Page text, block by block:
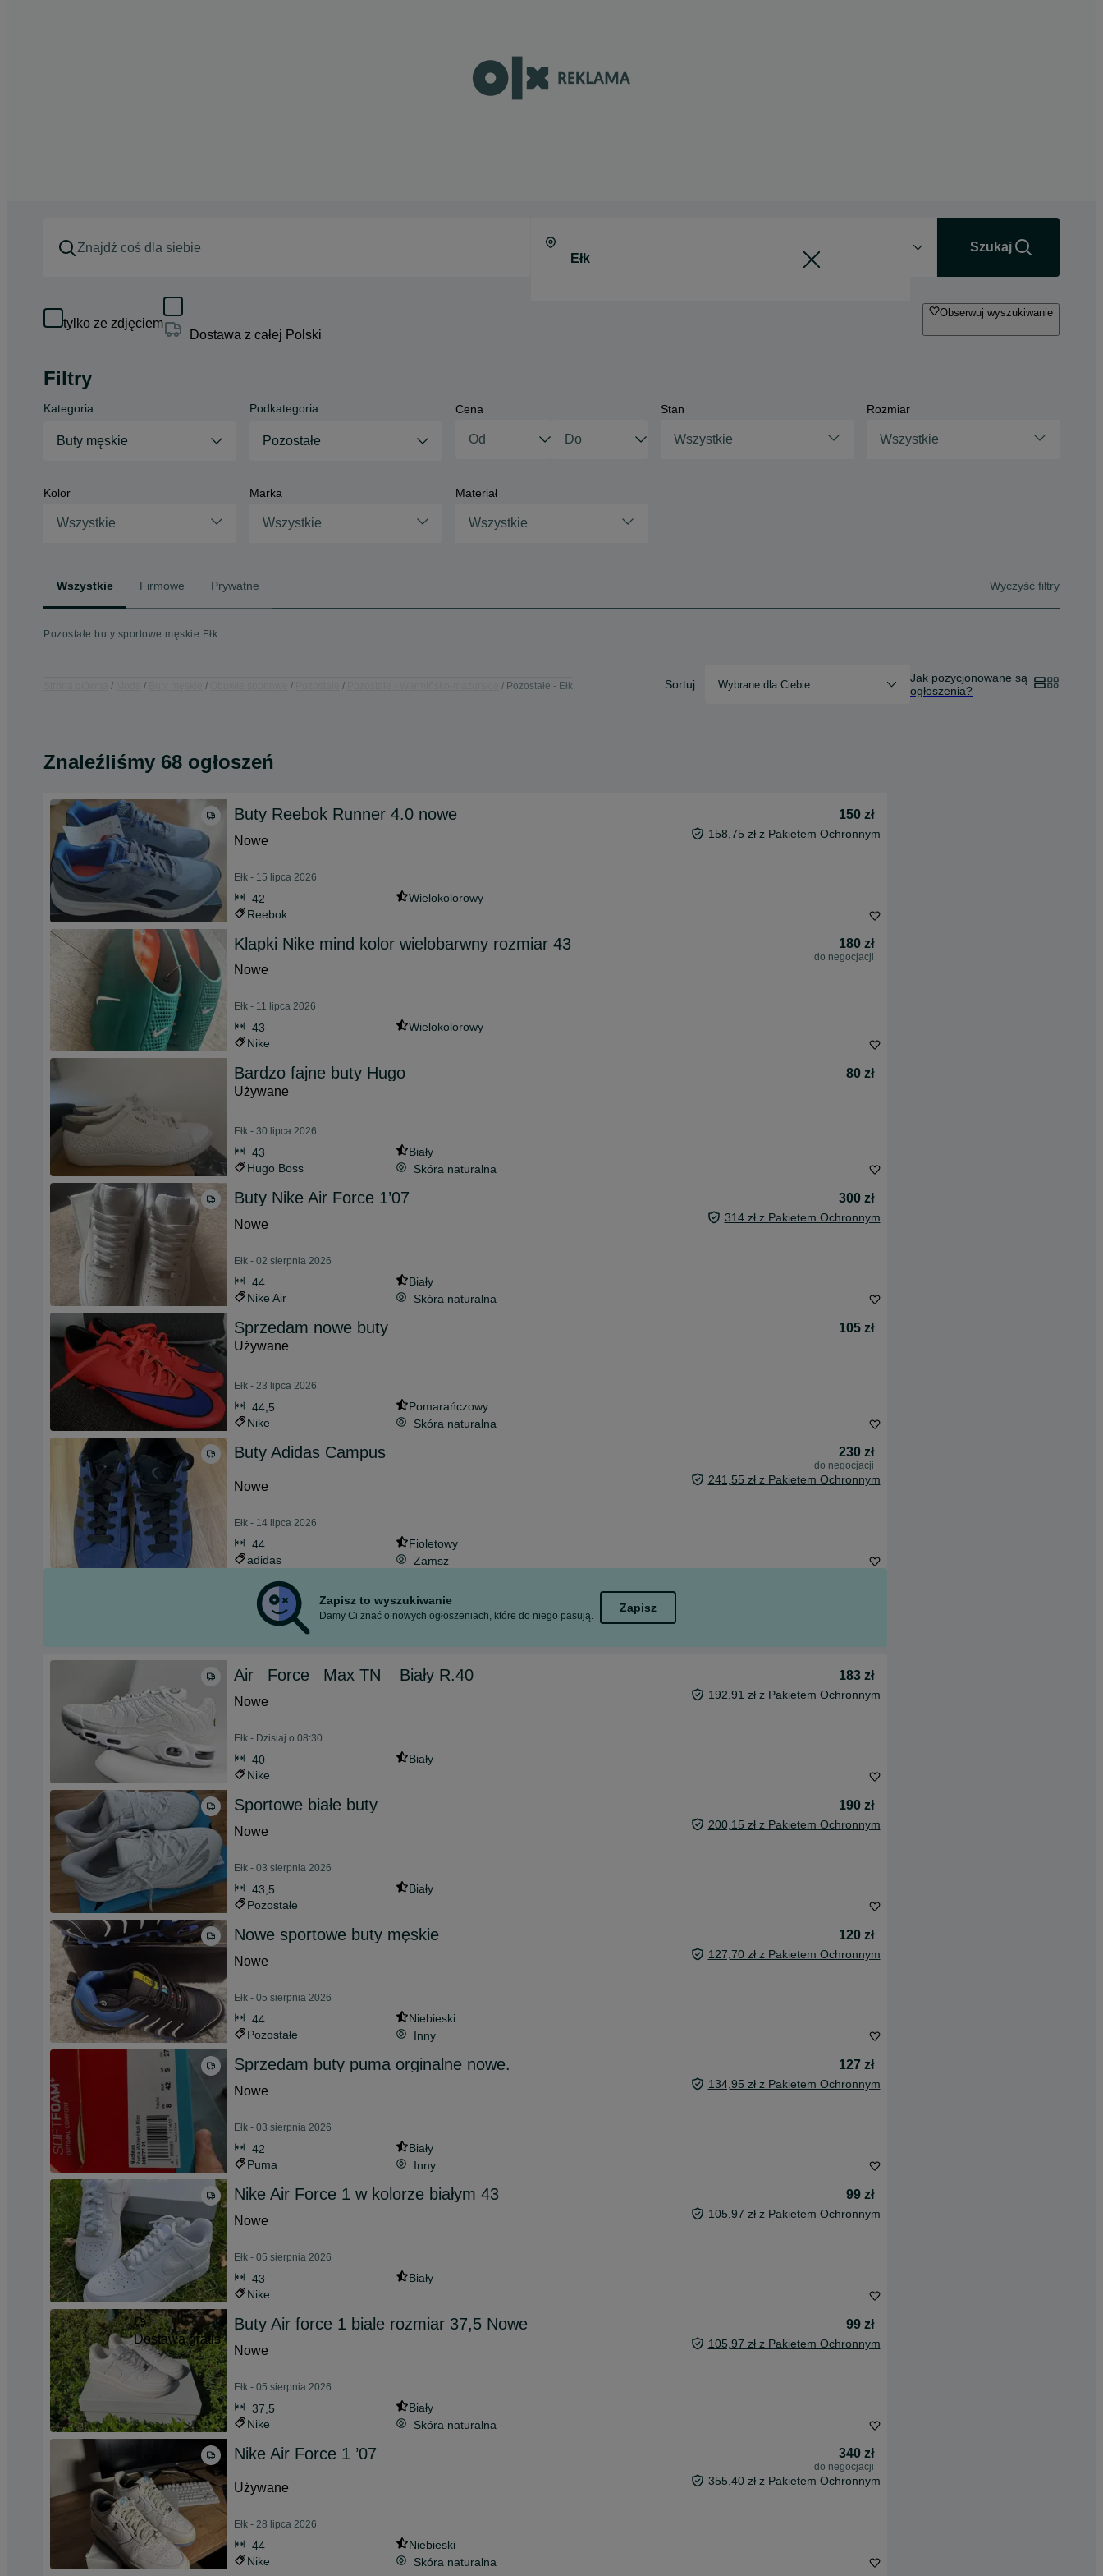
Szukaj
tylko ze zdjęciem
Dostawa z całej Polski
Obserwuj wyszukiwanie
Filtry
Kategoria
Buty męskie
Podkategoria
Pozostałe
Cena Stan
Wszystkie
Rozmiar
Wszystkie
Kolor
Wszystkie
Marka
Wszystkie
Materiał
Wszystkie
Wszystkie Firmowe Prywatne Wyczyść filtry
Pozostałe buty sportowe męskie Ełk
Pozostałe - Ełk Sortuj: Wybrane dla Ciebie
Jak pozycjonowane są
ogłoszenia?
Znaleźliśmy 68 ogłoszeń
Buty Reebok Runner 4.0 nowe
150 zł
Nowe
158,75 zł z Pakietem Ochronnym
Ełk - 15 lipca 2026
42
Wielokolorowy
Reebok
Klapki Nike mind kolor wielobarwny rozmiar 43 180 zł
do negocjacji
Nowe
Ełk - 11 lipca 2026
43
Wielokolorowy
Nike
Bardzo fajne buty Hugo
80 zł
Używane
Ełk - 30 lipca 2026
43
Biały
Hugo Boss
Skóra naturalna
Buty Nike Air Force 1’07
300 zł
Nowe
314 zł z Pakietem Ochronnym
Ełk - 02 sierpnia 2026
44
Biały
Nike Air
Skóra naturalna
Sprzedam nowe buty
105 zł
Używane
Ełk - 23 lipca 2026
44,5
Pomarańczowy
Nike
Skóra naturalna
Buty Adidas Campus 230 zł
do negocjacji
Nowe 241,55 zł z Pakietem Ochronnym
Ełk - 14 lipca 2026
44
Fioletowy
adidas
Zamsz
Zapisz to wyszukiwanie
Damy Ci znać o nowych ogłoszeniach, które do niego pasują.
Zapisz
Air _Force _Max TN _ Biały R.40
183 zł
Nowe
192,91 zł z Pakietem Ochronnym
Ełk - Dzisiaj o 08:30
40
Biały
Nike
Sportowe białe buty
190 zł
Nowe
200,15 zł z Pakietem Ochronnym
Ełk - 03 sierpnia 2026
43,5
Biały
Pozostałe
Nowe sportowe buty męskie
120 zł
Nowe
127,70 zł z Pakietem Ochronnym
Ełk - 05 sierpnia 2026
44
Niebieski
Pozostałe
Inny
Sprzedam buty puma orginalne nowe.
127 zł
Nowe
134,95 zł z Pakietem Ochronnym
Ełk - 03 sierpnia 2026
42
Biały
Puma
Inny
Nike Air Force 1 w kolorze białym 43
99 zł
Nowe
105,97 zł z Pakietem Ochronnym
Ełk - 05 sierpnia 2026
43
Biały
Nike
Dostawa gratis
Buty Air force 1 biale rozmiar 37,5 Nowe
99 zł
Nowe
105,97 zł z Pakietem Ochronnym
Ełk - 05 sierpnia 2026
37,5
Biały
Nike
Skóra naturalna
Nike Air Force 1 ’07 340 zł
do negocjacji
Używane 355,40 zł z Pakietem Ochronnym
Ełk - 28 lipca 2026
44
Niebieski
Nike
Skóra naturalna